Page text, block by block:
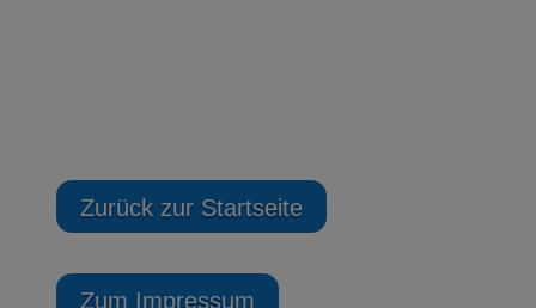
Zurück zur Startseite
Zum Impressum